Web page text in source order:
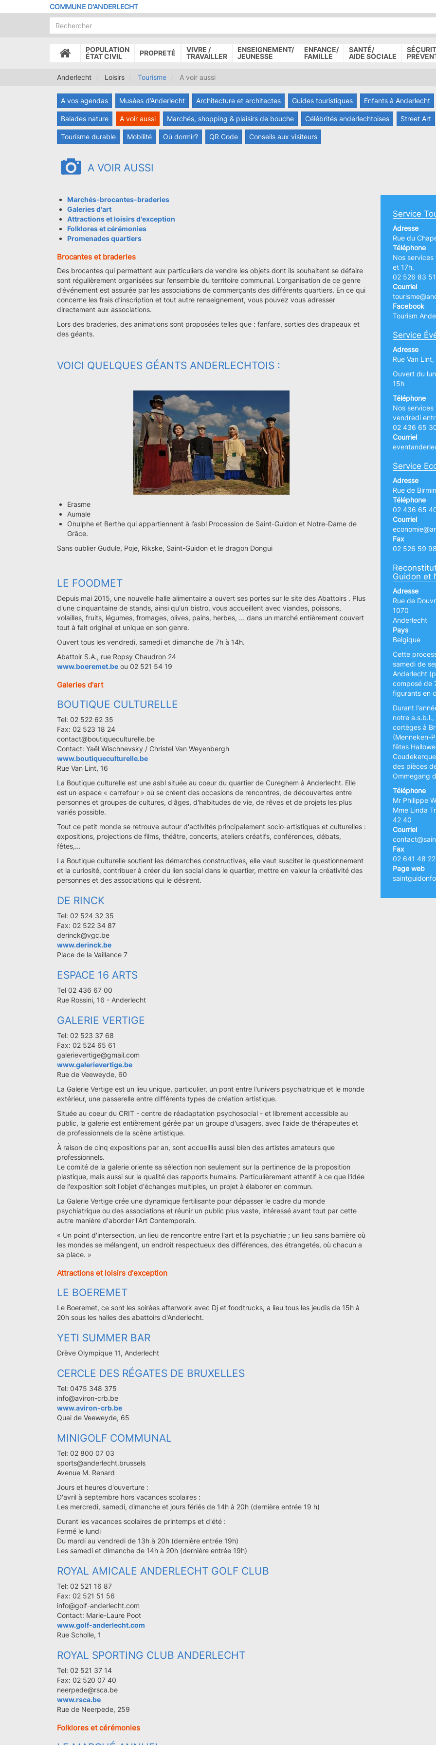
au
COMMUNE D'ANDERLECHT
ACCUEIL
POPULATION
ÉTAT CIVIL
PROPRETÉ
VIVRE /
TRAVAILLER
ENSEIGNEMENT/
JEUNESSE
ENFANCE/
FAMILLE
SANTÉ/
AIDE SOCIALE
Anderlecht Loisirs Tourisme A voir aussi
A vos agendas Musées d’Anderlecht Architecture et architectes Guides touristiques Enfants à Anderlecht
Balades nature A voir aussi Marchés, shopping & plaisirs de bouche Célébrités anderlechtoises Street Art
Tourisme durable Mobilité Où dormir? QR Code Conseils aux visiteurs
A VOIR AUSSI
Service
Adresse
Rue du
Téléphone
Nos
et 17h.
02 526 83 51
Courriel
Facebook
Tourism
Service
Adresse
Rue Van
Ouvert du
15h
Téléphone
Nos
vendredi
02 436 65
Courriel
Service
Adresse
Rue de
Téléphone
02 436 65
Courriel
Fax
02 526 59 98
Guidon et
Adresse
Rue de
1070
Anderlecht
Pays
Belgique
Cette
samedi de
Anderlecht
composé de
figurants en
Durant
notre
cortèges à
(Menneken-
fêtes
des pièces
Ommegang
Téléphone
Mr Philippe
Mme Linda
42 40
Courriel
Fax
02 641 48 22
Page web
Marchés-brocantes-braderies
Galeries d'art
Attractions et loisirs d'exception
Folklores et cérémonies
Promenades quartiers
Brocantes et braderies
Des brocantes qui permettent aux particuliers de vendre les objets dont ils souhaitent se défaire
sont régulièrement organisées sur l’ensemble du territoire communal. L’organisation de ce genre
d’événement est assurée par les associations de commerçants des différents quartiers. En ce qui
concerne les frais d’inscription et tout autre renseignement, vous pouvez vous adresser
directement aux associations.
Lors des braderies, des animations sont proposées telles que : fanfare, sorties des drapeaux et
des géants.
VOICI QUELQUES GÉANTS ANDERLECHTOIS :
Erasme
Aumale
Onulphe et Berthe qui appartiennent à l’asbl Procession de Saint-Guidon et Notre-Dame de
Grâce.
Sans oublier Gudule, Poje, Rikske, Saint-Guidon et le dragon Dongui
LE FOODMET
Depuis mai 2015, une nouvelle halle alimentaire a ouvert ses portes sur le site des Abattoirs . Plus
d'une cinquantaine de stands, ainsi qu'un bistro, vous accueillent avec viandes, poissons,
volailles, fruits, légumes, fromages, olives, pains, herbes, ... dans un marché entièrement couvert
tout à fait original et unique en son genre.
Ouvert tous les vendredi, samedi et dimanche de 7h à 14h.
Abattoir S.A., rue Ropsy Chaudron 24
www.boeremet.be ou 02 521 54 19
Galeries d'art
BOUTIQUE CULTURELLE
Tel: 02 522 62 35
Fax: 02 523 18 24
contact@boutiqueculturelle.be
Contact: Yaël Wischnevsky / Christel Van Weyenbergh
www.boutiqueculturelle.be
Rue Van Lint, 16
La Boutique culturelle est une asbl située au coeur du quartier de Cureghem à Anderlecht. Elle
est un espace « carrefour » où se créent des occasions de rencontres, de découvertes entre
personnes et groupes de cultures, d'âges, d'habitudes de vie, de rêves et de projets les plus
variés possible.
Tout ce petit monde se retrouve autour d'activités principalement socio-artistiques et culturelles :
expositions, projections de films, théâtre, concerts, ateliers créatifs, conférences, débats,
fêtes,...
La Boutique culturelle soutient les démarches constructives, elle veut susciter le questionnement
et la curiosité, contribuer à créer du lien social dans le quartier, mettre en valeur la créativité des
personnes et des associations qui le désirent.
DE RINCK
Tel: 02 524 32 35
Fax: 02 522 34 87
derinck@vgc.be
www.derinck.be
Place de la Vaillance 7
ESPACE 16 ARTS
Tel 02 436 67 00
Rue Rossini, 16 - Anderlecht
GALERIE VERTIGE
Tel: 02 523 37 68
Fax: 02 524 65 61
galerievertige@gmail.com
www.galerievertige.be
Rue de Veeweyde, 60
La Galerie Vertige est un lieu unique, particulier, un pont entre l'univers psychiatrique et le monde
extérieur, une passerelle entre différents types de création artistique.
Située au coeur du CRIT - centre de réadaptation psychosocial - et librement accessible au
public, la galerie est entièrement gérée par un groupe d'usagers, avec l'aide de thérapeutes et
de professionnels de la scène artistique.
À raison de cinq expositions par an, sont accueillis aussi bien des artistes amateurs que
professionnels.
Le comité de la galerie oriente sa sélection non seulement sur la pertinence de la proposition
plastique, mais aussi sur la qualité des rapports humains. Particulièrement attentif à ce que l'idée
de l'exposition soit l'objet d'échanges multiples, un projet à élaborer en commun.
La Galerie Vertige crée une dynamique fertilisante pour dépasser le cadre du monde
psychiatrique ou des associations et réunir un public plus vaste, intéressé avant tout par cette
autre manière d'aborder l'Art Contemporain.
« Un point d'intersection, un lieu de rencontre entre l'art et la psychiatrie ; un lieu sans barrière où
les mondes se mélangent, un endroit respectueux des différences, des étrangetés, où chacun a
sa place. »
Attractions et loisirs d'exception
LE BOEREMET
Le Boeremet, ce sont les soirées afterwork avec Dj et foodtrucks, a lieu tous les jeudis de 15h à
20h sous les halles des abattoirs d'Anderlecht.
YETI SUMMER BAR
Drève Olympique 11, Anderlecht
CERCLE DES RÉGATES DE BRUXELLES
Tel: 0475 348 375
info@aviron-crb.be
www.aviron-crb.be
Quai de Veeweyde, 65
MINIGOLF COMMUNAL
Tel: 02 800 07 03
sports@anderlecht.brussels
Avenue M. Renard
Jours et heures d'ouverture :
D'avril à septembre hors vacances scolaires :
Les mercredi, samedi, dimanche et jours fériés de 14h à 20h (dernière entrée 19 h)
Durant les vacances scolaires de printemps et d'été :
Fermé le lundi
Du mardi au vendredi de 13h à 20h (dernière entrée 19h)
Les samedi et dimanche de 14h à 20h (dernière entrée 19h)
ROYAL AMICALE ANDERLECHT GOLF CLUB
Tel: 02 521 16 87
Fax: 02 521 51 56
info@golf-anderlecht.com
Contact: Marie-Laure Poot
www.golf-anderlecht.com
Rue Scholle, 1
ROYAL SPORTING CLUB ANDERLECHT
Tel: 02 521 37 14
Fax: 02 520 07 40
neerpede@rsca.be
www.rsca.be
Rue de Neerpede, 259
Folklores et cérémonies